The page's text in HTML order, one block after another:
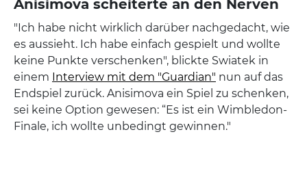
Anisimova scheiterte an den Nerven
"Ich habe nicht wirklich darüber nachgedacht, wie
es aussieht. Ich habe einfach gespielt und wollte
keine Punkte verschenken", blickte Swiatek in
einem Interview mit dem "Guardian" nun auf das
Endspiel zurück. Anisimova ein Spiel zu schenken,
sei keine Option gewesen: “Es ist ein Wimbledon-
Finale, ich wollte unbedingt gewinnen."